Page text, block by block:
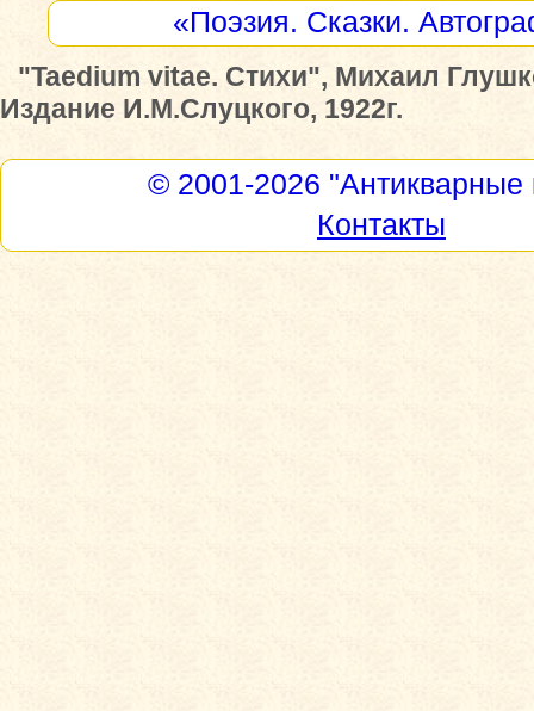
«Поэзия. Сказки.
"Taedium vitae. Стихи", Михаил
Издание И.М.Слуцкого, 1922г.
© 2001-2026 "Антикварные
Контакты